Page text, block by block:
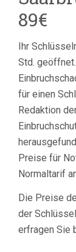
89€
Ihr
Std.
für einen
Redaktion
Preise für
Normaltarif
Die Preise
der
erfragen Sie